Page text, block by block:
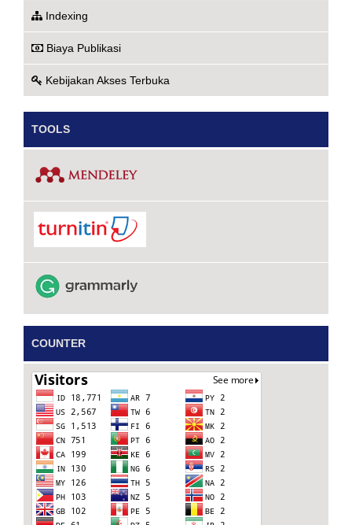
Indexing
Biaya Publikasi
Kebijakan Akses Terbuka
TOOLS
COUNTER